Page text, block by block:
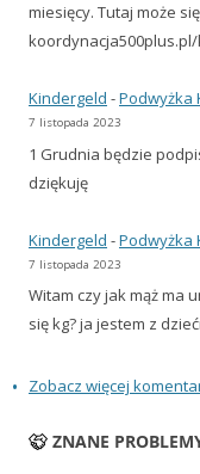
miesięcy. Tutaj może
Kindergeld -Podwyżka
7 listopada 2023
1 Grudnia będzie
dziękuję
Kindergeld -Podwyżka
7 listopada 2023
Witam czy jak mąż ma
się kg? ja jestem z
Zobacz więcej
ZNANE